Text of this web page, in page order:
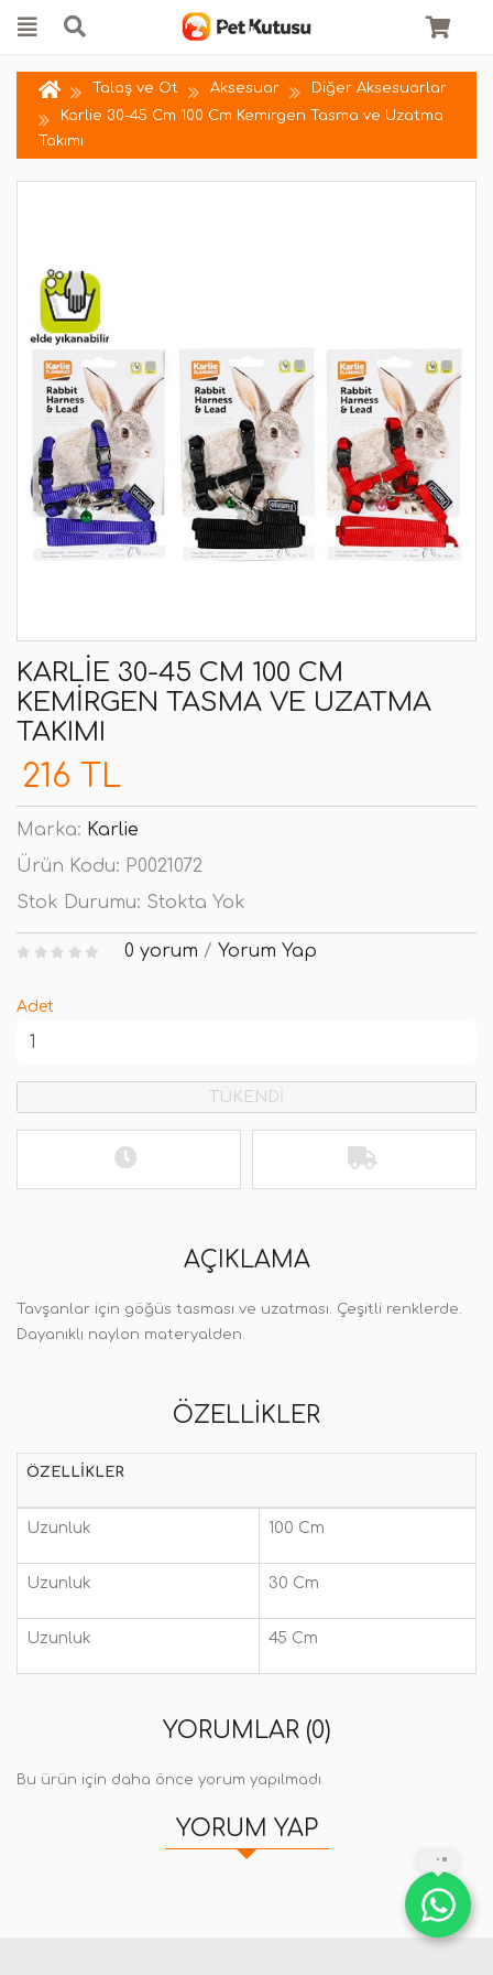
Talaş ve Ot Aksesuar
Diğer Aksesuarlar
Karlie 30-45 Cm 100 Cm Kemirgen Tasma ve Uzatma
Takımı
KARLIE 30-45 CM 100 CM
KEMIRGEN TASMA VE UZATMA
TAKIMI
216 TL
Marka: Karlie
Ürün Kodu: P0021072
Stok Durumu: Stokta Yok
0 yorum / Yorum Yap
Adet
TÜKENDİ
AÇIKLAMA
Tavşanlar için göğüs tasması ve uzatması. Çeşitli renklerde.
Dayanıklı naylon materyalden.
ÖZELLIKLER
ÖZELLIKLER
Uzunluk 100 Cm
Uzunluk 30 Cm
Uzunluk 45 Cm
YORUMLAR (0)
Bu ürün için daha önce yorum yapılmadı.
YORUM YAP